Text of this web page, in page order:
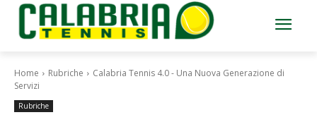
Home Rubriche
Calabria Tennis 4.0 - Una Nuova Generazione di
Servizi
Rubriche